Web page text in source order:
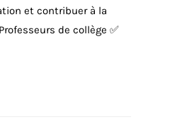
et contribuer à la
de collège ✅